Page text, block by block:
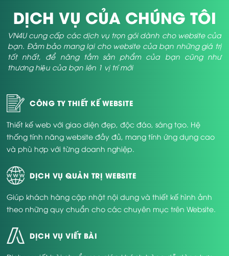
DỊCH VỤ CỦA CHÚNG TÔI
VN4U cung cấp các dịch vụ trọn gói dành cho website của
bạn. Đảm bảo mang lại cho website của bạn những giá trị
tốt nhất, để nâng tầm sản phẩm của bạn cũng như
thương hiệu của bạn lên 1 vị trí mới
CÔNG TY THIẾT KẾ WEBSITE
Thiết kế web với giao diện đẹp, độc đáo, sáng tạo. Hệ
thống tính năng website đầy đủ, mang tính ứng dụng cao
và phù hợp với từng doanh nghiệp.
DỊCH VỤ QUẢN TRỊ WEBSITE
Giúp khách hàng cập nhật nội dung và thiết kế hình ảnh
theo những quy chuẩn cho các chuyên mục trên Website.
DỊCH VỤ VIẾT BÀI